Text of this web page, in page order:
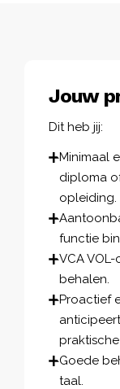
Jouw
Dit heb jij:
Minimaal
diploma
opleiding.
functie
VCA
behalen.
Proactief
Goede
taal.